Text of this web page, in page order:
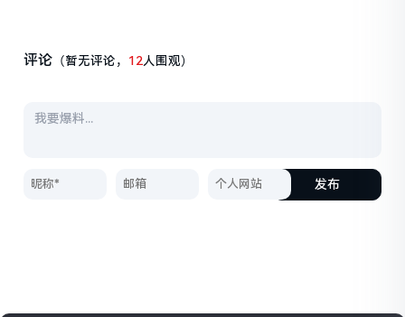
评论 （暂无评论， 12人围观）
发布